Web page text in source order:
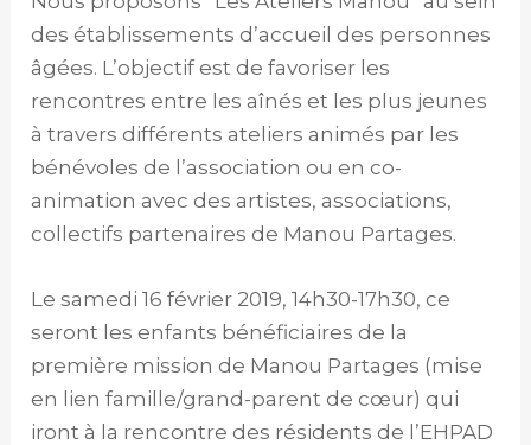
des établissements d’accueil des personnes
âgées. L’objectif est de favoriser les
rencontres entre les aînés et les plus jeunes
à travers différents ateliers animés par les
bénévoles de l’association ou en co-
animation avec des artistes, associations,
collectifs partenaires de Manou Partages.
Le samedi 16 février 2019, 14h30-17h30, ce
seront les enfants bénéficiaires de la
première mission de Manou Partages (mise
en lien famille/grand-parent de cœur) qui
iront à la rencontre des résidents de l’EHPAD